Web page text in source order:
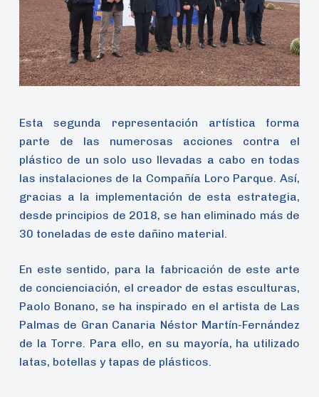
Esta segunda representación artística forma
parte de las numerosas acciones contra el
plástico de un solo uso llevadas a cabo en todas
las instalaciones de la Compañía Loro Parque. Así,
gracias a la implementación de esta estrategia,
desde principios de 2018, se han eliminado más de
30 toneladas de este dañino material.
En este sentido, para la fabricación de este arte
de concienciación, el creador de estas esculturas,
Paolo Bonano, se ha inspirado en el artista de Las
Palmas de Gran Canaria Néstor Martín-Fernández
de la Torre. Para ello, en su mayoría, ha utilizado
latas, botellas y tapas de plásticos.